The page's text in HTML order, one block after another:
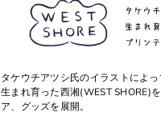
タケウチアツシ氏のイラストによ
生まれ育った西湘(WEST SHORE)
ア、グッズを展開。